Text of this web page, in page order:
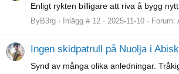
Enligt rykten billigare att riva å bygg nytt
ByB3rg Inlägg # 12 2025-11-10 Forum:
Ingen skidpatrull på Nuolja i
Synd av många olika anledningar.